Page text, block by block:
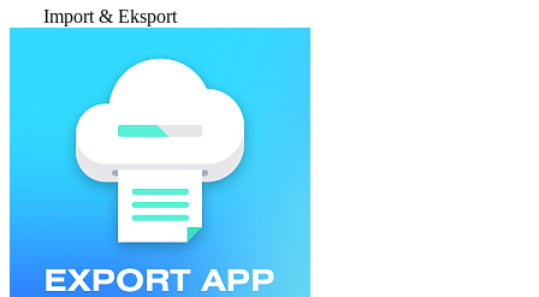
Import & Eksport